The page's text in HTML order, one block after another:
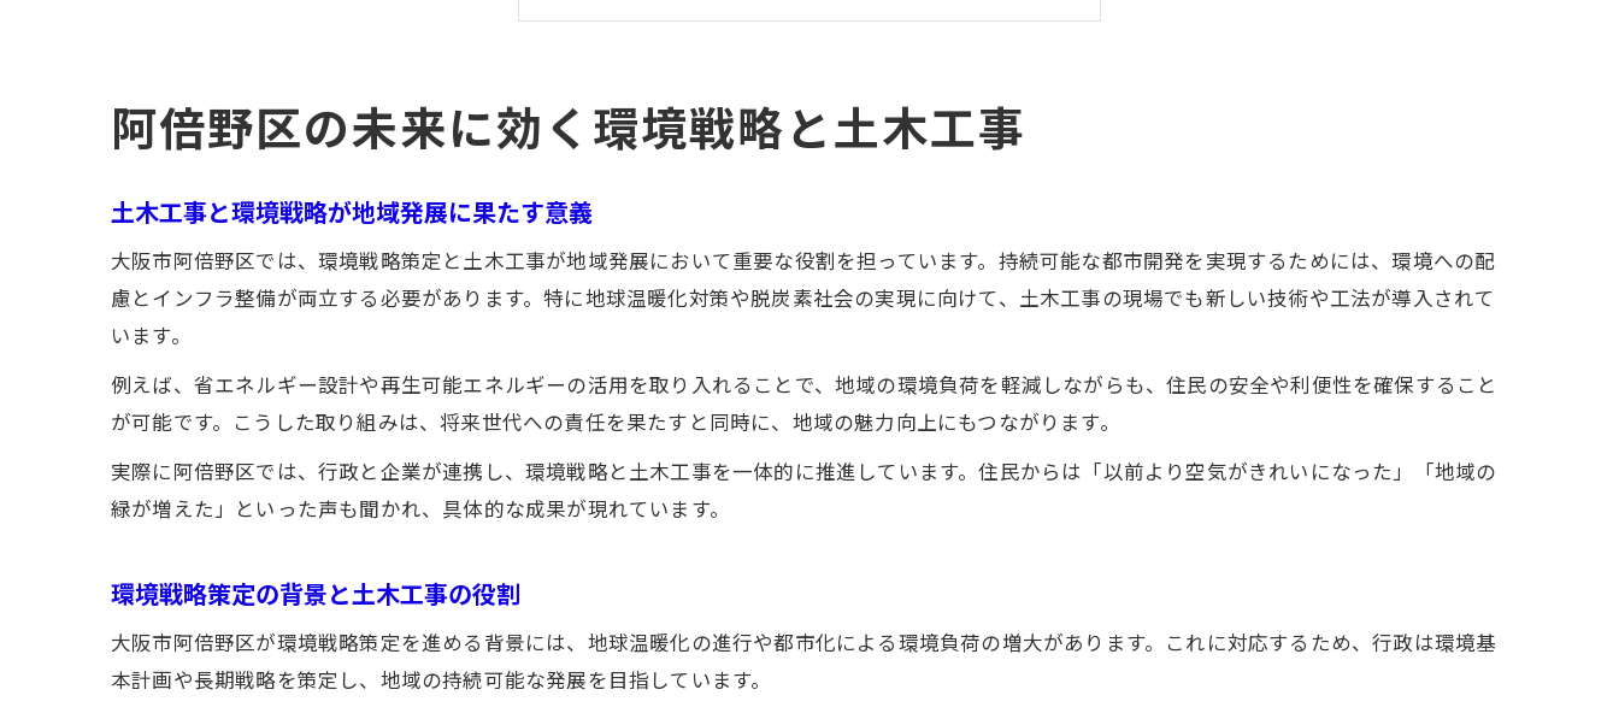
環境戦略策定を支える土木工事の新たな視点
持続可能な都市へ導く土木工事と環境戦略
土木工事が持続可能な都市づくりを支える理由
持続可能性を高める土木工事の新技術と工法
環境戦略に基づく土木工事の推進体制を解説
土木工事が大阪市の環境戦略策定で担う役割
脱炭素社会実現へ向けた土木工事の進化
大阪市の土木工事現場で進む環境改善の工夫
土木工事と環境戦略の相互作用が生む効果
環境戦略策定と土木工事の脱炭素への取り組み
土木工事の省エネ技術が脱炭素化を加速
阿倍野区の未来に効く環境戦略と土木工事
土木工事と環境戦略が地域発展に果たす意義
大阪市阿倍野区では、環境戦略策定と土木工事が地域発展において重要な役割を担っています。持続可能な都市開発を実現するためには、環境への配
慮とインフラ整備が両立する必要があります。特に地球温暖化対策や脱炭素社会の実現に向けて、土木工事の現場でも新しい技術や工法が導入されて
います。
例えば、省エネルギー設計や再生可能エネルギーの活用を取り入れることで、地域の環境負荷を軽減しながらも、住民の安全や利便性を確保すること
が可能です。こうした取り組みは、将来世代への責任を果たすと同時に、地域の魅力向上にもつながります。
実際に阿倍野区では、行政と企業が連携し、環境戦略と土木工事を一体的に推進しています。住民からは「以前より空気がきれいになった」「地域の
緑が増えた」といった声も聞かれ、具体的な成果が現れています。
環境戦略策定の背景と土木工事の役割
大阪市阿倍野区が環境戦略策定を進める背景には、地球温暖化の進行や都市化による環境負荷の増大があります。これに対応するため、行政は環境基
本計画や長期戦略を策定し、地域の持続可能な発展を目指しています。